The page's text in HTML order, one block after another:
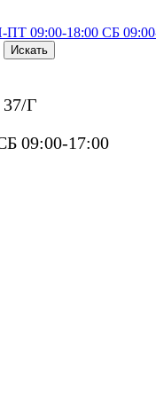
ПТ 09:00-18:00 СБ
37/Г
09:00-17:00